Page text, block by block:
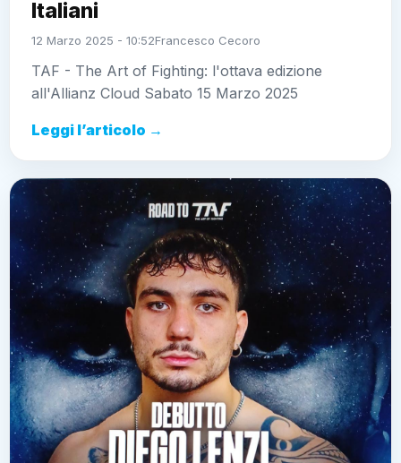
Italiani
12 Marzo 2025 - 10:52Francesco Cecoro
TAF - The Art of Fighting: l'ottava edizione
all'Allianz Cloud Sabato 15 Marzo 2025
Leggi l’articolo →